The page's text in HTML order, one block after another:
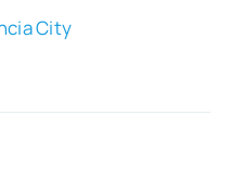
City